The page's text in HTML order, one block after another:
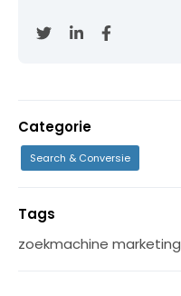
Categorie
Search & Conversie
Tags
zoekmachine marketing